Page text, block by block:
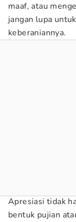
maaf, atau
jangan lupa
keberaniannya.
Apresiasi tidak
bentuk pujian